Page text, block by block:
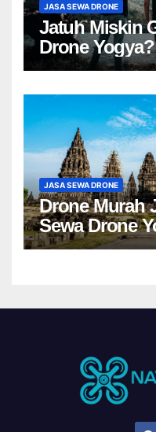
JASA SEWA DRONE
Jatuh Miskin
Drone
JASA SEWA DRONE
Drone Murah
Sewa Drone